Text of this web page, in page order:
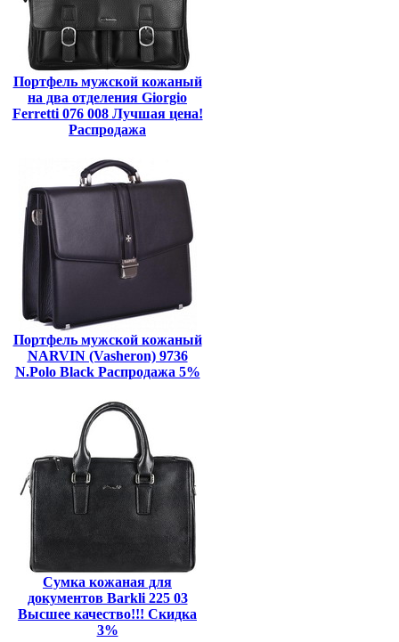
Портфель мужской кожаный
на два отделения Giorgio
Ferretti 076 008 Лучшая цена!
Распродажа
Портфель мужской кожаный
NARVIN (Vasheron) 9736
N.Polo Black Распродажа 5%
Сумка кожаная для
документов Barkli 225 03
Высшее качество!!! Скидка
3%